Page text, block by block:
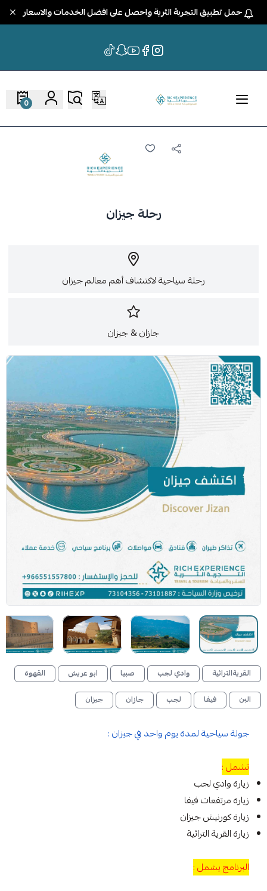
حمل تطبيق التجربة الثرية واحصل على افضل الخدمات والاسعار
0
رحلة جيزان
رحلة سياحية لاكتشاف أهم معالم جيزان
جازان & جيزان
القريةالتراثية وادي لجب صبيا ابو عريش
القهوة
البن
فيفا لجب جازان جيزان
جولة سياحية لمدة يوم واحد في جيزان :
تشمل :
زيارة وادي لجب
زيارة مرتفعات فيفا
زيارة كورنيش جيزان
زيارة القرية التراثية
البرنامج يشمل :